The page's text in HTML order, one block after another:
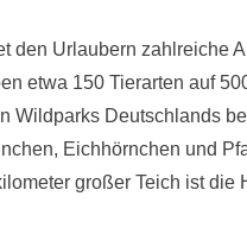
den Urlaubern zahlreiche
etwa 150 Tierarten auf
Wildparks Deutschlands
Eichhörnchen und
großer Teich ist